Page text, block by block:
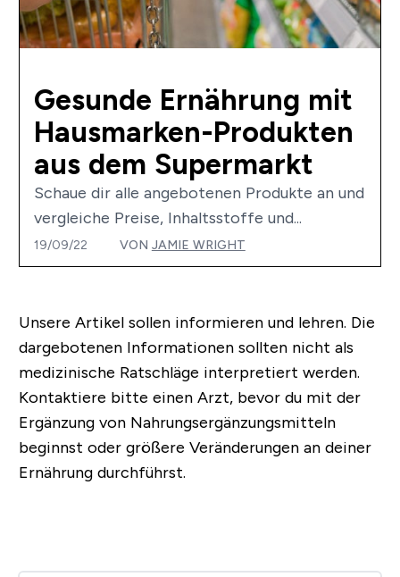
Gesunde Ernährung mit
Hausmarken-Produkten
aus dem Supermarkt
Schaue dir alle angebotenen Produkte an und
vergleiche Preise, Inhaltsstoffe und...
19/09/22 VON JAMIE WRIGHT
Unsere Artikel sollen informieren und lehren. Die
dargebotenen Informationen sollten nicht als
medizinische Ratschläge interpretiert werden.
Kontaktiere bitte einen Arzt, bevor du mit der
Ergänzung von Nahrungsergänzungsmitteln
beginnst oder größere Veränderungen an deiner
Ernährung durchführst.